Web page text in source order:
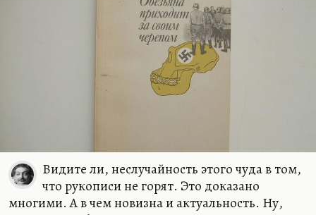
Видите ли, неслучайность этого чуда в том,
что рукописи не горят. Это доказано
многими. А в чем новизна и актуальность. Ну,